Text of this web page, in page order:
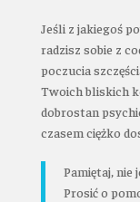
Jeśli z jakiegoś
radzisz sobie z
poczucia
Twoich bliskich
dobrostan
czasem ciężko
Pamiętaj, nie
Prosić o